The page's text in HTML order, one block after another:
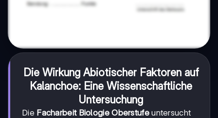
Die Wirkung Abiotischer Faktoren auf
Kalanchoe: Eine Wissenschaftliche
Untersuchung
Die Facharbeit Biologie Oberstufeuntersucht